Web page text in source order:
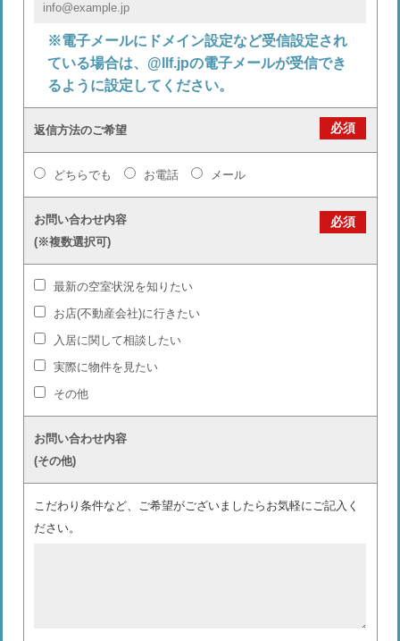
※電子メールにドメイン設定など受信設定され
ている場合は、@llf.jpの電子メールが受信でき
るように設定してください。
返信方法のご希望 必須
どちらでも お電話 メール
お問い合わせ内容
(※複数選択可)
必須
最新の空室状況を知りたい
お店(不動産会社)に行きたい
入居に関して相談したい
実際に物件を見たい
その他
お問い合わせ内容
(その他)
こだわり条件など、ご希望がございましたらお気軽にご記入く
ださい。